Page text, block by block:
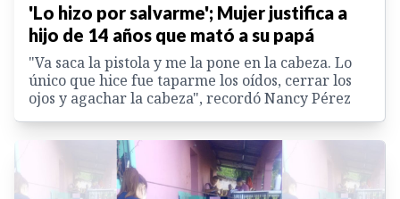
'Lo hizo por salvarme'; Mujer justifica a
hijo de 14 años que mató a su papá
"Va saca la pistola y me la pone en la cabeza. Lo
único que hice fue taparme los oídos, cerrar los
ojos y agachar la cabeza", recordó Nancy Pérez